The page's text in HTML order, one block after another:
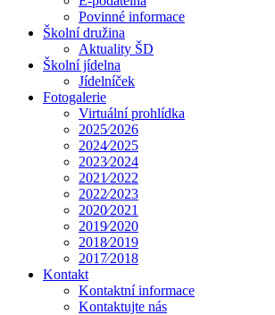
Povinné informace
Školní družina
Aktuality ŠD
Školní jídelna
Jídelníček
Fotogalerie
Virtuální prohlídka
2025⁄2026
2024⁄2025
2023⁄2024
2021⁄2022
2022⁄2023
2020⁄2021
2019⁄2020
2018⁄2019
2017⁄2018
Kontakt
Kontaktní informace
Kontaktujte nás